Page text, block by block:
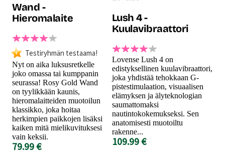
Wand -
Hieromalaite
Testiryhmän testaama!
Nyt on aika luksusretkelle
joko omassa tai kumppanin
seurassa! Rosy Gold Wand
on tyylikkään kaunis,
hieromalaitteiden muotoilun
klassikko, joka hoitaa
herkimpien paikkojen lisäksi
kaiken mitä mielikuvituksesi
vain keksii.
79.99 €
Lush 4 -
Kuulavibraattori
Lovense Lush 4 on
edistyksellinen kuulavibraattori,
joka yhdistää tehokkaan G-
pistestimulaation, visuaalisen
elämyksen ja älyteknologian
saumattomaksi
nautintokokemukseksi. Sen
anatomisesti muotoiltu
rakenne...
109.99 €